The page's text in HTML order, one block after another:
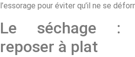
l’essorage pour éviter qu’il ne se
Le séchage :
reposer à plat